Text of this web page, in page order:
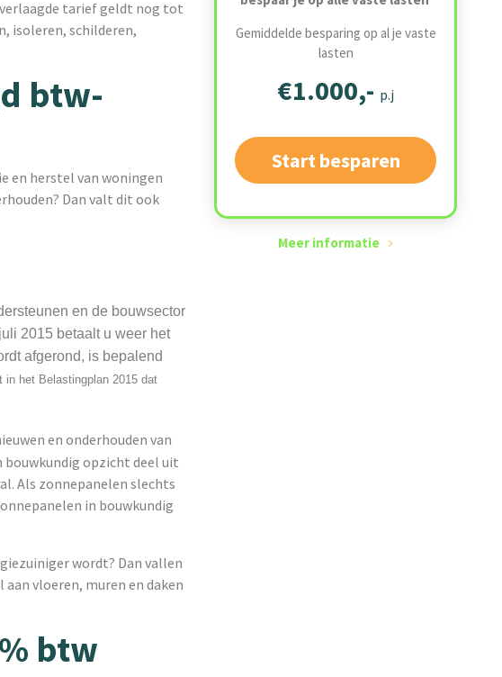
Gemiddelde besparing op al je vaste
lasten
€1.000,- p.j
Start besparen
Meer informatie
tarief geldt nog tot
isoleren, schilderen,
btw-
en herstel van woningen
Dan valt dit ook
en de bouwsector
2015 betaalt u weer het
afgerond, is bepalend
in het Belastingplan 2015 dat
en onderhouden van
opzicht deel uit
Als zonnepanelen slechts
in bouwkundig
wordt? Dan vallen
vloeren, muren en daken
btw